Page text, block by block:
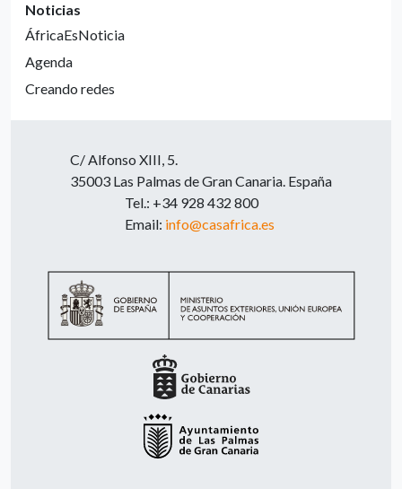
Noticias
ÁfricaEsNoticia
Agenda
Creando redes
C/ Alfonso XIII, 5.
35003 Las Palmas de Gran Canaria. España
Tel.: +34 928 432 800
Email: info@casafrica.es